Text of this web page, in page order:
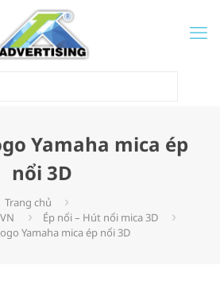
Yamaha mica ép
nổi 3D
Trang chủ
Ép nổi – Hút nổi mica 3D
Yamaha mica ép nổi 3D